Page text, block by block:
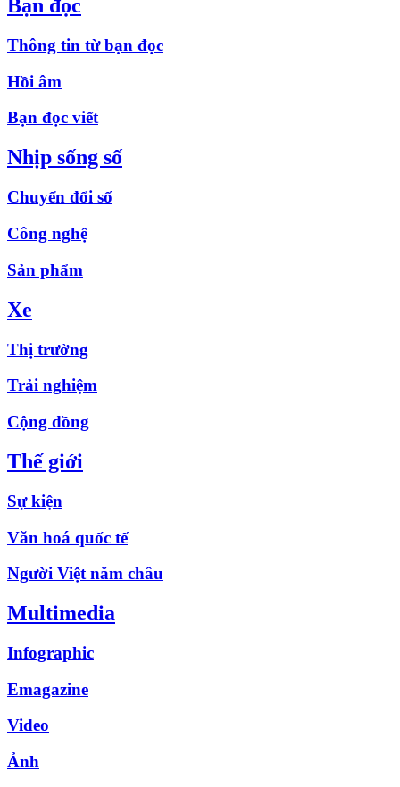
Bạn đọc
Thông tin từ bạn đọc
Hồi âm
Bạn đọc viết
Nhịp sống số
Chuyển đổi số
Công nghệ
Sản phẩm
Xe
Thị trường
Trải nghiệm
Cộng đồng
Thế giới
Sự kiện
Văn hoá quốc tế
Người Việt năm châu
Multimedia
Infographic
Emagazine
Video
Ảnh